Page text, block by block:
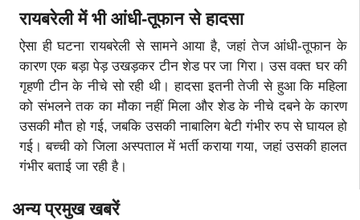
रायबरेली में भी आंधी-तूफान से हादसा
ऐसा ही घटना रायबरेली से सामने आया है, जहां तेज आंधी-तूफान के
कारण एक बड़ा पेड़ उखड़कर टीन शेड पर जा गिरा। उस वक्त घर की
गृहणी टीन के नीचे सो रही थी। हादसा इतनी तेजी से हुआ कि महिला
को संभलने तक का मौका नहीं मिला और शेड के नीचे दबने के कारण
उसकी मौत हो गई, जबकि उसकी नाबालिग बेटी गंभीर रुप से घायल हो
गई। बच्ची को जिला अस्पताल में भर्ती कराया गया, जहां उसकी हालत
गंभीर बताई जा रही है।
अन्य प्रमुख खबरें